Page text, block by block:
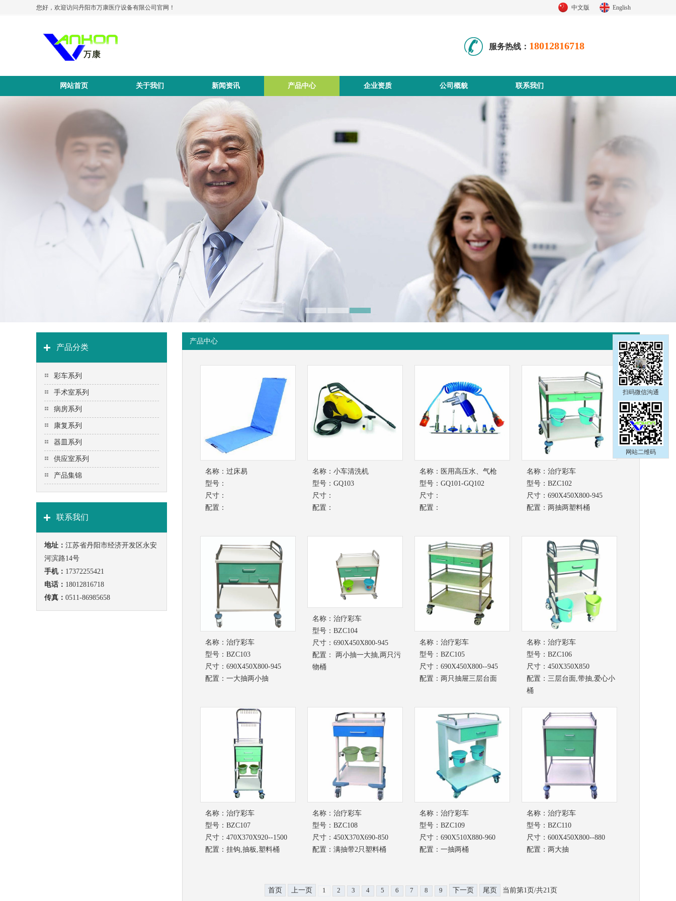
您好，欢迎访问丹阳市万康医疗设备有限公司官网！ 中文版 English
服务热线： 18012816718
网站首页 关于我们 新闻资讯 产品中心 企业资质 公司概貌 联系我们
2 3
产品分类
彩车系列
手术室系列
病房系列
康复系列
器皿系列
供应室系列
产品集锦
联系我们
地址： 江苏省丹阳市经济开发区永安
河滨路14号
手机： 17372255421
电话： 18012816718
传真： 0511-86985658
产品中心
名称： 过床易
型号：
尺寸：
配置：
名称： 小车清洗机
型号：GQ103
尺寸：
配置：
名称： 医用高压水、气枪
型号：GQ101-GQ102
尺寸：
配置：
名称： 治疗彩车
型号：BZC102
尺寸：690X450X800-945
配置：两抽两塑料桶
名称： 治疗彩车
型号：BZC103
尺寸：690X450X800-945
配置：一大抽两小抽
名称： 治疗彩车
型号：BZC104
尺寸：690X450X800-945
配置： 两小抽一大抽,两只污
物桶
名称： 治疗彩车
型号：BZC105
尺寸：690X450X800--945
配置：两只抽屉三层台面
名称： 治疗彩车
型号：BZC106
尺寸：450X350X850
配置：三层台面,带抽,爱心小
桶
名称： 治疗彩车
型号：BZC107
尺寸：470X370X920--1500
配置：挂钩,抽板,塑料桶
名称： 治疗彩车
型号：BZC108
尺寸：450X370X690-850
配置：满抽带2只塑料桶
名称： 治疗彩车
型号：BZC109
尺寸：690X510X880-960
配置：一抽两桶
名称： 治疗彩车
型号：BZC110
尺寸：600X450X800--880
配置：两大抽
首页 上一页 1 2 3 4 5 6 7 8 9 下一页 尾页 当前第1页/共21页
扫码微信沟通
网站二维码